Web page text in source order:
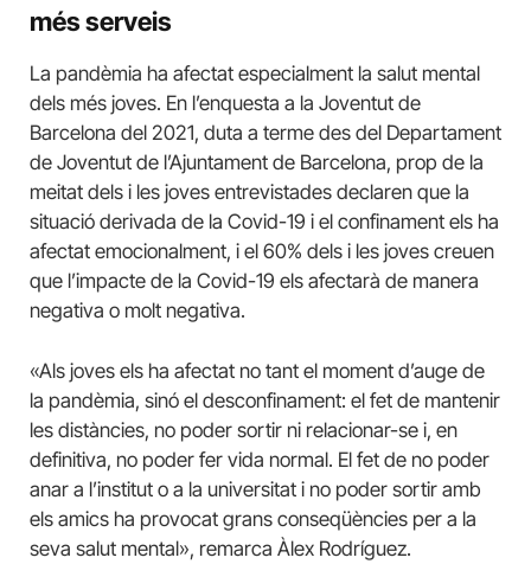
més serveis
La pandèmia ha afectat especialment la salut mental
dels més joves. En l’enquesta a la Joventut de
Barcelona del 2021, duta a terme des del Departament
de Joventut de l’Ajuntament de Barcelona, prop de la
meitat dels i les joves entrevistades declaren que la
situació derivada de la Covid-19 i el confinament els ha
afectat emocionalment, i el 60% dels i les joves creuen
que l’impacte de la Covid-19 els afectarà de manera
negativa o molt negativa.
«Als joves els ha afectat no tant el moment d’auge de
la pandèmia, sinó el desconfinament: el fet de mantenir
les distàncies, no poder sortir ni relacionar-se i, en
definitiva, no poder fer vida normal. El fet de no poder
anar a l’institut o a la universitat i no poder sortir amb
els amics ha provocat grans conseqüències per a la
seva salut mental», remarca Àlex Rodríguez.